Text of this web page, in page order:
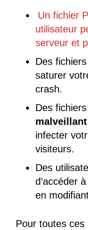
Un fichier
utilisateur
serveur et
Des
saturer
crash.
Des
malveillant
infecter
visiteurs.
Des
d’accéder à
en
Pour toutes